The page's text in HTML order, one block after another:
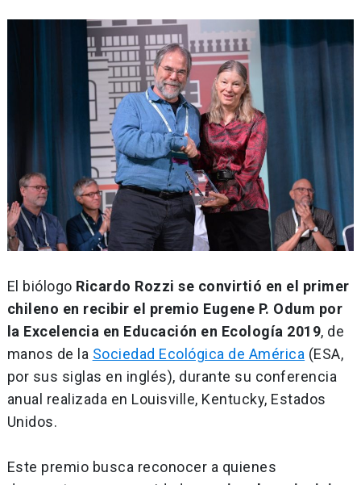
El biólogo Ricardo Rozzi se convirtió en el primer
chileno en recibir el premio Eugene P. Odum por
la Excelencia en Educación en Ecología 2019, de
manos de la Sociedad Ecológica de América (ESA,
por sus siglas en inglés), durante su conferencia
anual realizada en Louisville, Kentucky, Estados
Unidos.
Este premio busca reconocer a quienes